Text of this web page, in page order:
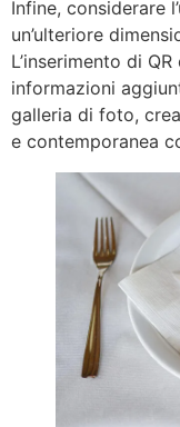
Infine, considerare
un’ulteriore
L’inserimento di
informazioni
galleria di foto,
e contemporanea